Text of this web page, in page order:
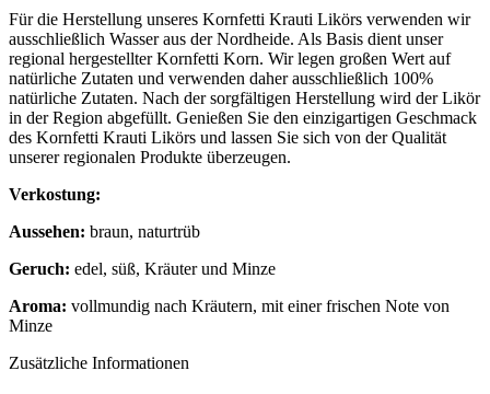
Für die Herstellung unseres Kornfetti Krauti Likörs verwenden wir
ausschließlich Wasser aus der Nordheide. Als Basis dient unser
regional hergestellter Kornfetti Korn. Wir legen großen Wert auf
natürliche Zutaten und verwenden daher ausschließlich 100%
natürliche Zutaten. Nach der sorgfältigen Herstellung wird der Likör
in der Region abgefüllt. Genießen Sie den einzigartigen Geschmack
des Kornfetti Krauti Likörs und lassen Sie sich von der Qualität
unserer regionalen Produkte überzeugen.
Verkostung:
Aussehen: braun, naturtrüb
Geruch: edel, süß, Kräuter und Minze
Aroma: vollmundig nach Kräutern, mit einer frischen Note von
Minze
Zusätzliche Informationen